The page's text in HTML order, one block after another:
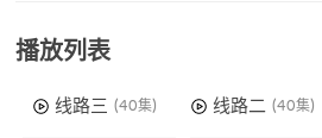
播放列表
线路三 (40集) 线路二 (40集)